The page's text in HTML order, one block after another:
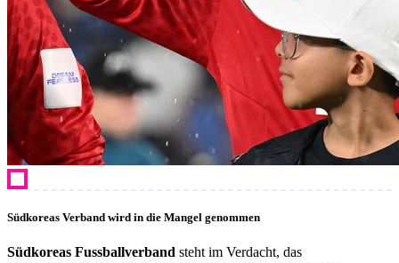
Südkoreas Verband wird in die Mangel genommen
Südkoreas Fussballverband steht im Verdacht, das